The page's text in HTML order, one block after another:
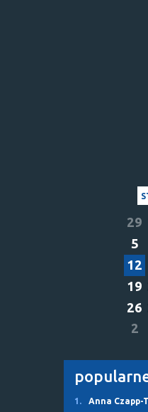
29
5
12
19
26
2
1. Anna Czapp-